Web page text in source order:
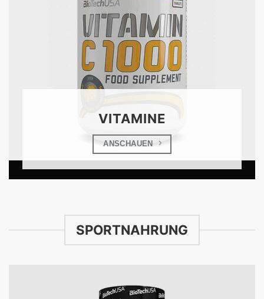
VITAMINE
ANSCHAUEN
SPORTNAHRUNG